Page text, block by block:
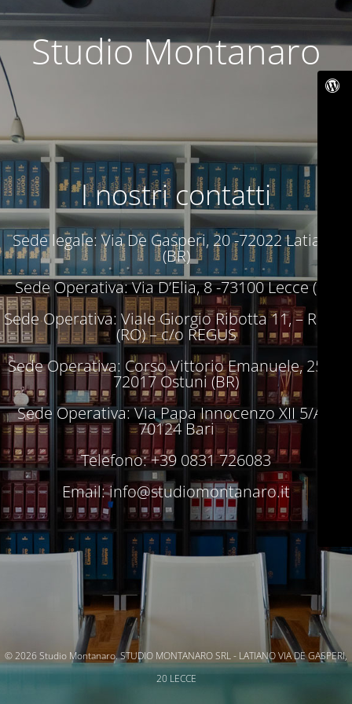
Studio Montanaro
I nostri contatti
Sede legale: Via De Gasperi, 20 -72022 Latiano
(BR)
Sede Operativa: Via D’Elia, 8 -73100 Lecce (LE)
Sede Operativa: Viale Giorgio Ribotta 11, – Roma
(RO) – c/o REGUS
Sede Operativa: Corso Vittorio Emanuele, 250 –
72017 Ostuni (BR)
Sede Operativa: Via Papa Innocenzo XII 5/A –
70124 Bari
Telefono: +39 0831 726083
Email:info@studiomontanaro.it
© 2026 Studio Montanaro. STUDIO MONTANARO SRL - LATIANO VIA DE GASPERI,
20 LECCE